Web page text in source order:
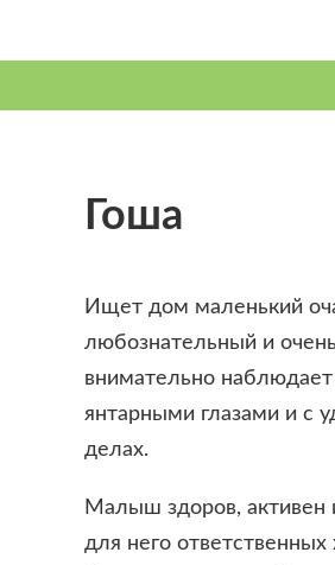
Гоша
Ищет дом маленький
любознательный и
внимательно
янтарными глазами и с
делах.
Малыш здоров,
для него ответственных